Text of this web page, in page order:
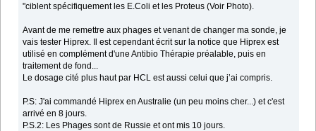
"ciblent spécifiquement les E.Coli et les Proteus (Voir Photo).
Avant de me remettre aux phages et venant de changer ma sonde, je
vais tester Hiprex. Il est cependant écrit sur la notice que Hiprex est
utilisé en complément d'une Antibio Thérapie préalable, puis en
traitement de fond...
Le dosage cité plus haut par HCL est aussi celui que j’ai compris.
P.S: J'ai commandé Hiprex en Australie (un peu moins cher...) et c'est
arrivé en 8 jours.
P.S.2: Les Phages sont de Russie et ont mis 10 jours.